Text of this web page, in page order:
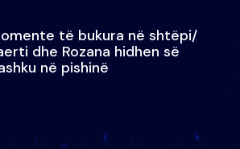
të bukura në shtëpi/
dhe Rozana hidhen së
në pishinë